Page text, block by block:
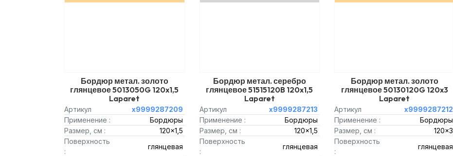
Бордюр метал. золото
глянцевое 5013050G 120x1,5
Laparet
Артикул
х9999287209
Применение :
Бордюры
Размер, см :
120x1,5
Поверхность
:
глянцевая
Бордюр метал. серебро
глянцевое 51515120B 120x1,5
Laparet
Артикул
х9999287213
Применение :
Бордюры
Размер, см :
120x1,5
Поверхность
:
глянцевая
Бордюр метал. золото
глянцевое 50130120G 120x3
Laparet
Артикул
х9999287212
Применение :
Бордюры
Размер, см :
120x3
Поверхность
:
глянцевая